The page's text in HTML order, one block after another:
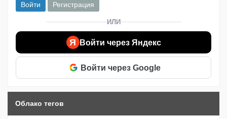
Войти Регистрация
ИЛИ
Я Войти через Яндекс
Войти через Google
Облако тегов